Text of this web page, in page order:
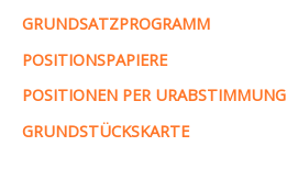
GRUNDSATZPROGRAMM
POSITIONSPAPIERE
POSITIONEN PER URABSTIMMUNG
GRUNDSTÜCKSKARTE